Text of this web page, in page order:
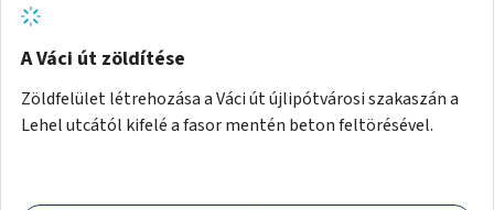
A Váci út zöldítése
Zöldfelület létrehozása a Váci út újlipótvárosi szakaszán a
Lehel utcától kifelé a fasor mentén beton feltörésével.